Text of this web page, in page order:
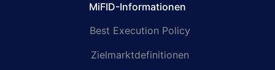
MiFID-Informationen
Best Execution Policy
Zielmarktdefinitionen